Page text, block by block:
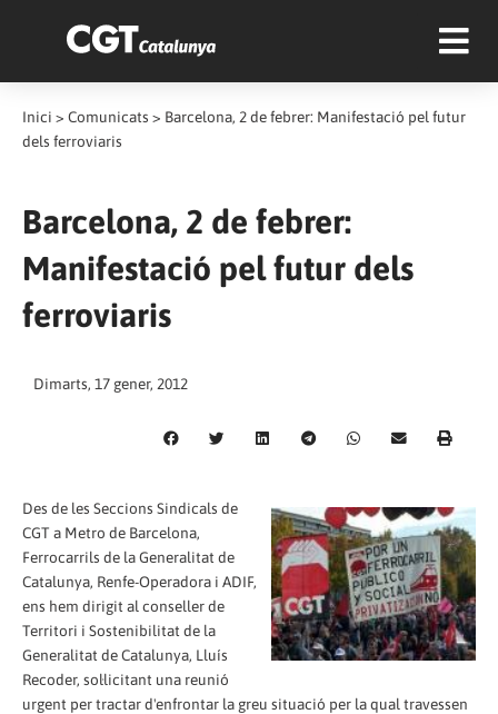
Inici > Comunicats > Barcelona, 2 de febrer: Manifestació pel futur
dels ferroviaris
Barcelona, 2 de febrer:
Manifestació pel futur dels
ferroviaris
Dimarts, 17 gener, 2012
Des de les Seccions Sindicals de
CGT a Metro de Barcelona, ​​
Ferrocarrils de la Generalitat de
Catalunya, Renfe-Operadora i ADIF,
ens hem dirigit al conseller de
Territori i Sostenibilitat de la
Generalitat de Catalunya, Lluís
Recoder, sol·licitant una reunió
urgent per tractar d'enfrontar la greu situació per la qual travessen